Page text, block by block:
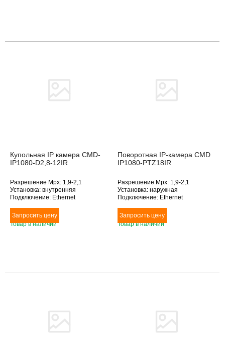
Купольная IP камера CMD-
IP1080-D2,8-12IR
Разрешение Mpx: 1,9-2,1
Установка: внутренняя
Подключение: Ethernet
инфракрасная подсветка
Объектив (фокусное расстояние,
мм): 2.8-12
Товар в наличии
Поворотная IP-камера CMD
IP1080-PTZ18IR
Разрешение Mpx: 1,9-2,1
Установка: наружная
Подключение: Ethernet
поворотная, инфракрасная
подсветка, оптическое
увеличение
Товар в наличии